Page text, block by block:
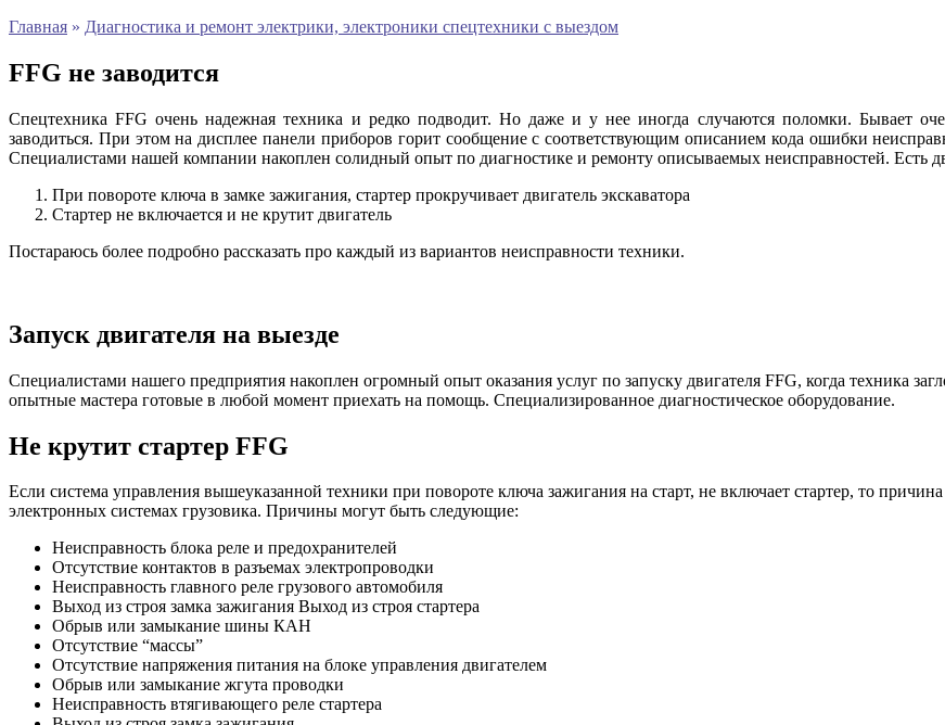
Главная » Диагностика и ремонт электрики, электроники спецтехники с выездом
FFG не заводится
Спецтехника FFG очень надежная техника и редко подводит. Но даже и у нее иногда случаются поломки. Бывает
заводиться. При этом на дисплее панели приборов горит сообщение с соответствующим описанием кода ошибки
Специалистами нашей компании накоплен солидный опыт по диагностике и ремонту описываемых неисправностей. Есть
При повороте ключа в замке зажигания, стартер прокручивает двигатель экскаватора
Стартер не включается и не крутит двигатель
Постараюсь более подробно рассказать про каждый из вариантов неисправности техники.
Запуск двигателя на выезде
Специалистами нашего предприятия накоплен огромный опыт оказания услуг по запуску двигателя FFG, когда техника
опытные мастера готовые в любой момент приехать на помощь. Специализированное диагностическое оборудование.
Не крутит стартер FFG
Если система управления вышеуказанной техники при повороте ключа зажигания на старт, не включает стартер, то
электронных системах грузовика. Причины могут быть следующие:
Неисправность блока реле и предохранителей
Отсутствие контактов в разъемах электропроводки
Неисправность главного реле грузового автомобиля
Выход из строя замка зажигания Выход из строя стартера
Обрыв или замыкание шины КАН
Отсутствие “массы”
Отсутствие напряжения питания на блоке управления двигателем
Обрыв или замыкание жгута проводки
Неисправность втягивающего реле стартера